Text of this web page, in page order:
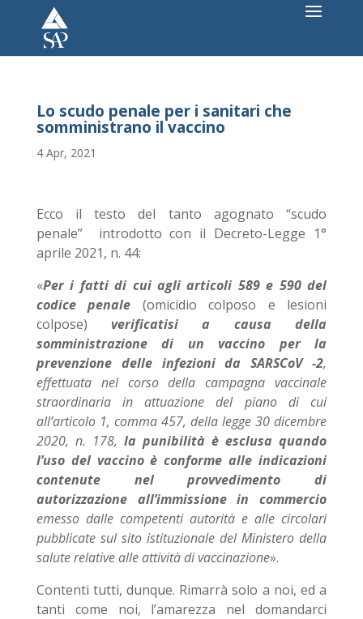
Lo scudo penale per i sanitari che
somministrano il vaccino
4 Apr, 2021
Ecco il testo del tanto agognato “scudo
penale” introdotto con il Decreto-Legge 1°
aprile 2021, n. 44:
«Per i fatti di cui agli articoli 589 e 590 del
codice penale (omicidio colposo e lesioni
colpose) verificatisi a causa della
somministrazione di un vaccino per la
prevenzione delle infezioni da SARSCoV -2,
effettuata nel corso della campagna vaccinale
straordinaria in attuazione del piano di cui
all’articolo 1, comma 457, della legge 30 dicembre
2020, n. 178, la punibilità è esclusa quando
l’uso del vaccino è conforme alle indicazioni
contenute nel provvedimento di
autorizzazione all’immissione in commercio
emesso dalle competenti autorità e alle circolari
pubblicate sul sito istituzionale del Ministero della
salute relative alle attività di vaccinazione».
Contenti tutti, dunque. Rimarrà solo a noi, ed a
tanti come noi, l’amarezza nel domandarci